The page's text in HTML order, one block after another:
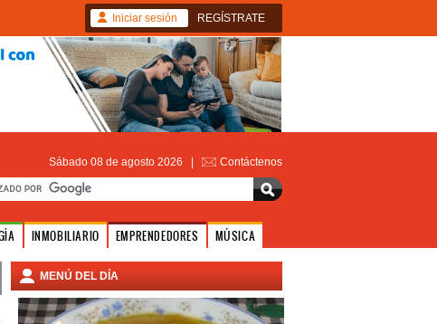
Iniciar sesión REGÍSTRATE
Sábado 08 de agosto 2026 | Contáctenos
INMOBILIARIO EMPRENDEDORES MÚSICA
MENÚ DEL DÍA